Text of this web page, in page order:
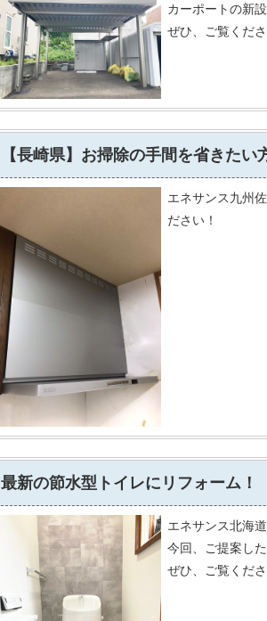
カーポートの新
ぜひ、ご覧くださ
【長崎県】お掃除の手間を省きた
エネサンス九州
ださい！
最新の節水型トイレにリフォーム！
エネサンス北海
今回、ご提案し
ぜひ、ご覧くださ